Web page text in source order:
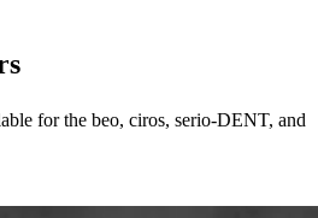
for the beo, ciros, serio-DENT, and